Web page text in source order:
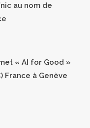
au nom de
« AI for Good »
France à Genève